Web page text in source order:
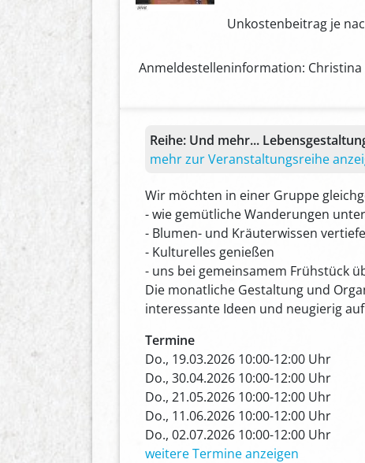
Unkostenbeitrag je
Anmeldestelleninformation: Christina
Reihe: Und mehr...
mehr zur Veranstaltungsreihe
Wir möchten in einer Gruppe
- wie gemütliche Wanderungen
- Blumen- und Kräuterwissen
- Kulturelles genießen
- uns bei gemeinsamem Frühstück
Die monatliche Gestaltung und
interessante Ideen und neugierig
Termine
Do., 19.03.2026 10:00-12:00 Uhr
Do., 30.04.2026 10:00-12:00 Uhr
Do., 21.05.2026 10:00-12:00 Uhr
Do., 11.06.2026 10:00-12:00 Uhr
Do., 02.07.2026 10:00-12:00 Uhr
weitere Termine anzeigen